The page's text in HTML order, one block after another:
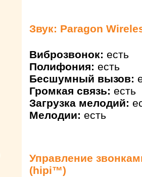
Звук: Paragon
Виброзвонок: есть
Полифония: есть
Бесшумный вызов:
Громкая связь: есть
Загрузка мелодий:
Мелодии: есть
Управление
(hipi™)